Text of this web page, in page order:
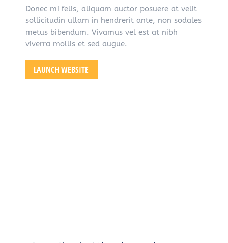
Donec mi felis, aliquam auctor posuere at velit
sollicitudin ullam in hendrerit ante, non sodales
metus bibendum. Vivamus vel est at nibh
viverra mollis et sed augue.
LAUNCH WEBSITE